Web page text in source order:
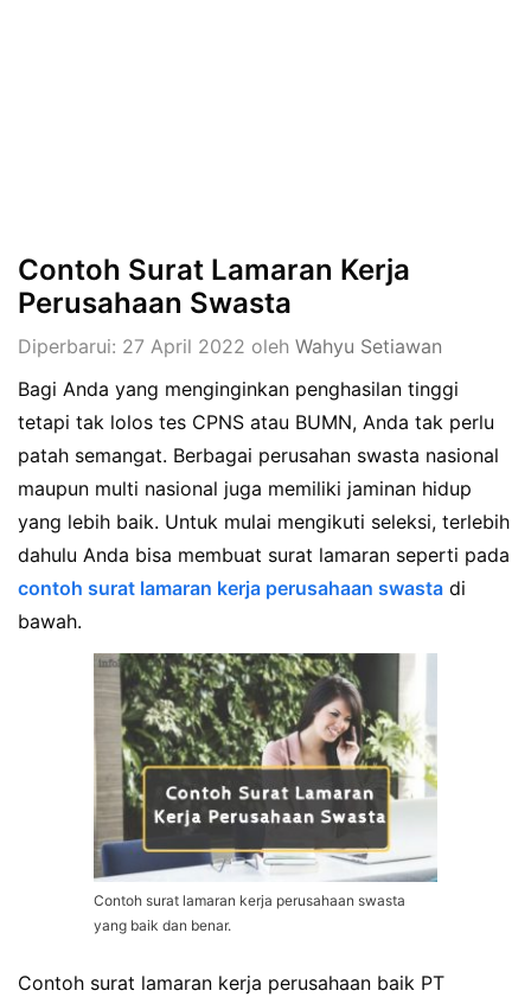
Contoh Surat Lamaran Kerja
Perusahaan Swasta
Diperbarui: 27 April 2022 oleh Wahyu Setiawan
Bagi Anda yang menginginkan penghasilan tinggi
tetapi tak lolos tes CPNS atau BUMN, Anda tak perlu
patah semangat. Berbagai perusahan swasta nasional
maupun multi nasional juga memiliki jaminan hidup
yang lebih baik. Untuk mulai mengikuti seleksi, terlebih
dahulu Anda bisa membuat surat lamaran seperti pada
contoh surat lamaran kerja perusahaan swasta di
bawah.
Contoh surat lamaran kerja perusahaan swasta
yang baik dan benar.
Contoh surat lamaran kerja perusahaan baik PT